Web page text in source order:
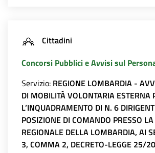
Cittadini
Concorsi Pubblici e Avvisi sul
Servizio: REGIONE LOMBARDIA -
DI MOBILITÀ VOLONTARIA ESTERNA
L’INQUADRAMENTO DI N. 6
POSIZIONE DI COMANDO PRESSO
REGIONALE DELLA LOMBARDIA, AI
3, COMMA 2, DECRETO-LEGGE 25/